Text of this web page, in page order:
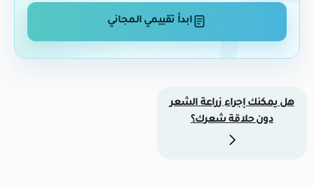
ابدأ تقييمي المجاني
هل يمكنك إجراء زراعة الشعر
دون حلاقة شعرك؟